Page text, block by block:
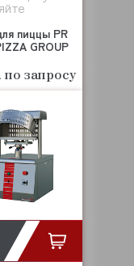
пиццы PR
GROUP
запросу